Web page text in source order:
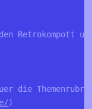
Retrokompott
die
)